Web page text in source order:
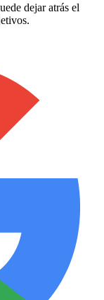
dejar atrás el